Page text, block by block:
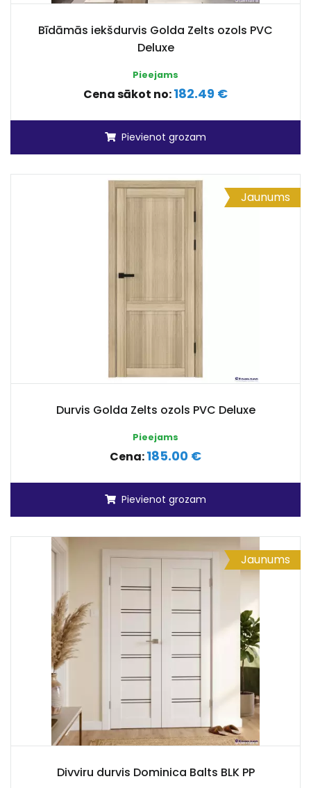
Bīdāmās iekšdurvis Golda Zelts ozols PVC
Deluxe
Pieejams
Cena sākot no:182.49 €
Pievienot grozam
Jaunums
Durvis Golda Zelts ozols PVC Deluxe
Pieejams
Cena:185.00 €
Pievienot grozam
Jaunums
Divviru durvis Dominica Balts BLK PP